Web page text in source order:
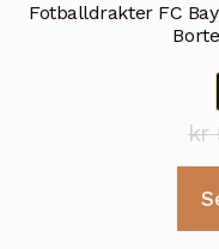
Fotballdrakter FC
kr